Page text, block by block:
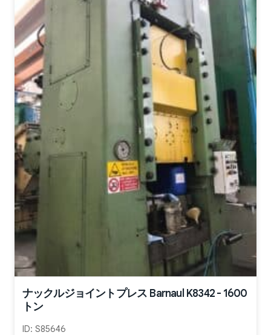
ナックルジョイントプレス Barnaul K8342 - 1600
トン
ID: S85646